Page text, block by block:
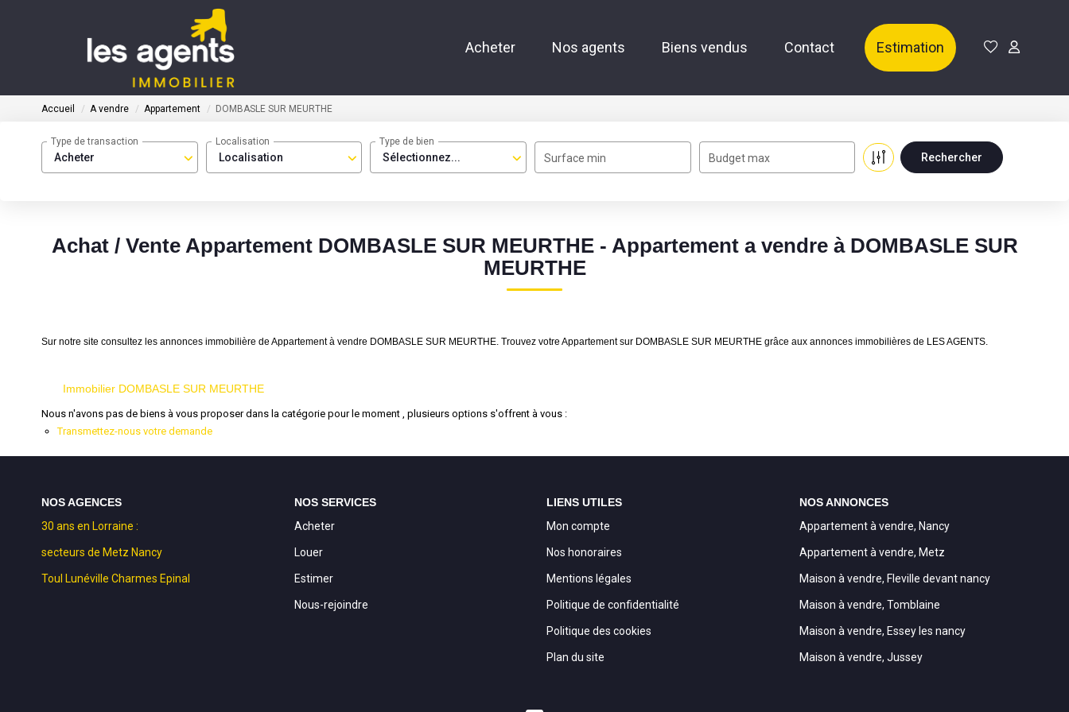
Acheter Nos agents Biens vendus Contact Estimation
Accueil A vendre Appartement DOMBASLE SUR MEURTHE
Acheter
Type de transaction
Localisation
Localisation
Sélectionnez...
Type de bien
Surface min Budget max
Achat / Vente Appartement DOMBASLE SUR MEURTHE - Appartement a vendre à DOMBASLE SUR
MEURTHE
Sur notre site consultez les annonces immobilière de Appartement à vendre DOMBASLE SUR MEURTHE. Trouvez votre Appartement sur DOMBASLE SUR MEURTHE grâce aux annonces immobilières de LES AGENTS.
Immobilier DOMBASLE SUR MEURTHE
Nous n'avons pas de biens à vous proposer dans la catégorie pour le moment , plusieurs options s'offrent à vous :
Transmettez-nous votre demande
NOS AGENCES
30 ans en Lorraine :
secteurs de Metz Nancy
Toul Lunéville Charmes Epinal
NOS SERVICES
Acheter
Louer
Estimer
Nous-rejoindre
LIENS UTILES
Mon compte
Nos honoraires
Mentions légales
Politique de confidentialité
Politique des cookies
Plan du site
NOS ANNONCES
Appartement à vendre, Nancy
Appartement à vendre, Metz
Maison à vendre, Fleville devant nancy
Maison à vendre, Tomblaine
Maison à vendre, Essey les nancy
Maison à vendre, Jussey